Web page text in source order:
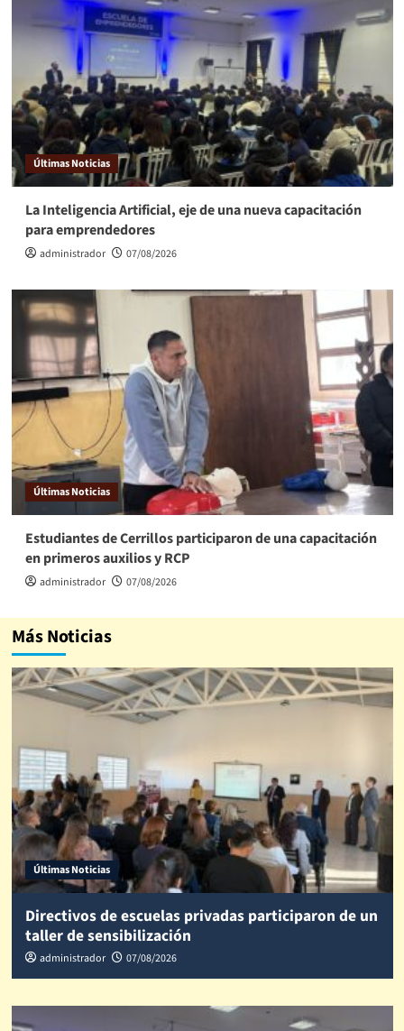
Últimas Noticias
La Inteligencia Artificial, eje de una nueva capacitación
para emprendedores
administrador 07/08/2026
Últimas Noticias
Estudiantes de Cerrillos participaron de una capacitación
en primeros auxilios y RCP
administrador 07/08/2026
Más Noticias
Últimas Noticias
Directivos de escuelas privadas participaron de un
taller de sensibilización
administrador 07/08/2026